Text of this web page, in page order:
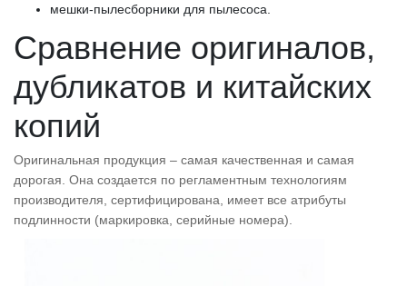
мешки-пылесборники для пылесоса.
Сравнение оригиналов,
дубликатов и китайских
копий
Оригинальная продукция – самая качественная и самая
дорогая. Она создается по регламентным технологиям
производителя, сертифицирована, имеет все атрибуты
подлинности (маркировка, серийные номера).